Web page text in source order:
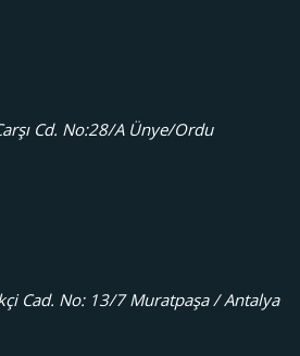
Cd. No:28/A Ünye/Ordu
Cad. No: 13/7 Muratpaşa / Antalya